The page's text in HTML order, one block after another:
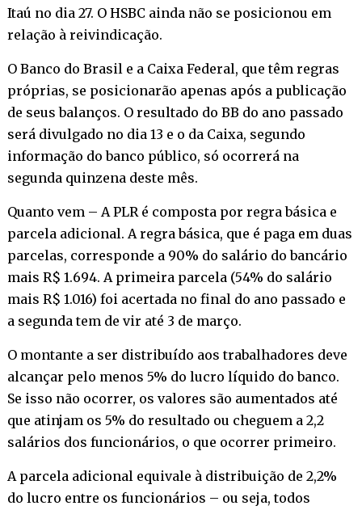
Itaú no dia 27. O HSBC ainda não se posicionou em
relação à reivindicação.
O Banco do Brasil e a Caixa Federal, que têm regras
próprias, se posicionarão apenas após a publicação
de seus balanços. O resultado do BB do ano passado
será divulgado no dia 13 e o da Caixa, segundo
informação do banco público, só ocorrerá na
segunda quinzena deste mês.
Quanto vem – A PLR é composta por regra básica e
parcela adicional. A regra básica, que é paga em duas
parcelas, corresponde a 90% do salário do bancário
mais R$ 1.694. A primeira parcela (54% do salário
mais R$ 1.016) foi acertada no final do ano passado e
a segunda tem de vir até 3 de março.
O montante a ser distribuído aos trabalhadores deve
alcançar pelo menos 5% do lucro líquido do banco.
Se isso não ocorrer, os valores são aumentados até
que atinjam os 5% do resultado ou cheguem a 2,2
salários dos funcionários, o que ocorrer primeiro.
A parcela adicional equivale à distribuição de 2,2%
do lucro entre os funcionários – ou seja, todos